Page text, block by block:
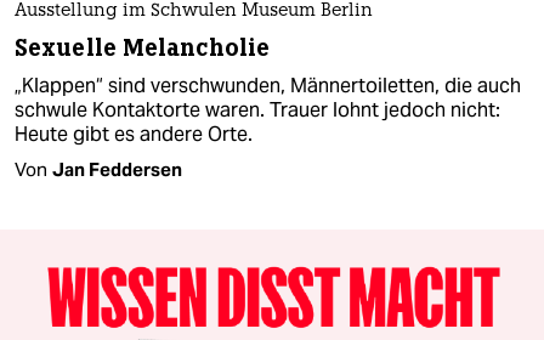
Ausstellung im Schwulen Museum Berlin
Sexuelle Melancholie
„Klappen“ sind verschwunden, Männertoiletten, die auch
schwule Kontaktorte waren. Trauer lohnt jedoch nicht:
Heute gibt es andere Orte.
Von Jan Feddersen